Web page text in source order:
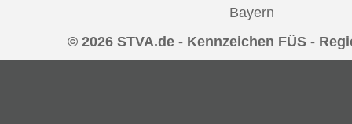
Bayern
© 2026 STVA.de - Kennzeichen FÜS -